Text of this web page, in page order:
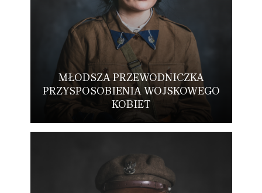
MŁODSZA PRZEWODNICZKA
PRZYSPOSOBIENIA WOJSKOWEGO
KOBIET